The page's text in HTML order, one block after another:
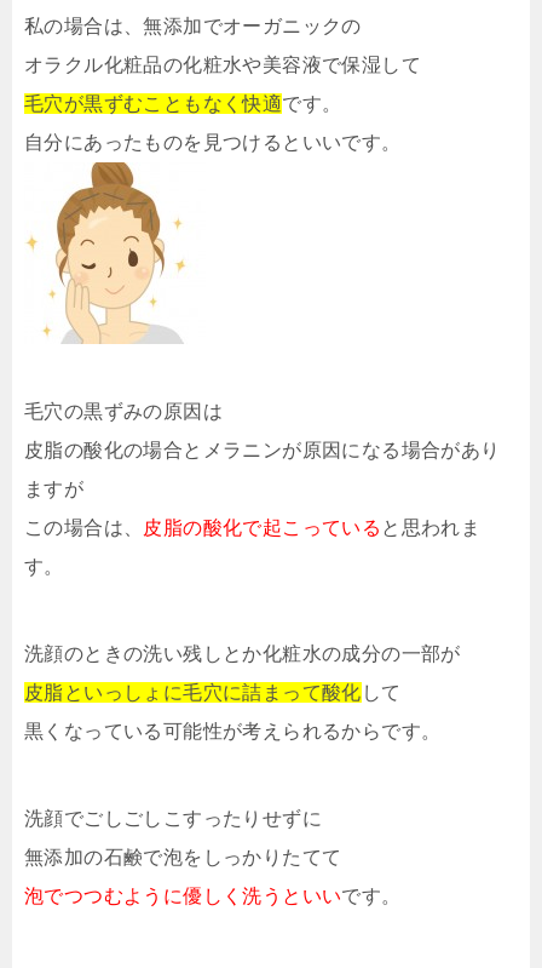
私の場合は、無添加でオーガニックの
オラクル化粧品の化粧水や美容液で保湿して
毛穴が黒ずむこともなく快適です。
自分にあったものを見つけるといいです。
毛穴の黒ずみの原因は
皮脂の酸化の場合とメラニンが原因になる場合があり
ますが
この場合は、 皮脂の酸化で起こっている と思われま
す。
洗顔のときの洗い残しとか化粧水の成分の一部が
皮脂といっしょに毛穴に詰まって酸化 して
黒くなっている可能性が考えられるからです。
洗顔でごしごしこすったりせずに
無添加の石鹸で泡をしっかりたてて
泡でつつむように優しく洗うといいです。